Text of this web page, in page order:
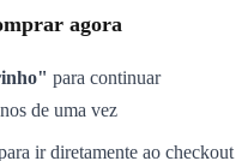
agora
para continuar
de uma vez
ir diretamente ao checkout